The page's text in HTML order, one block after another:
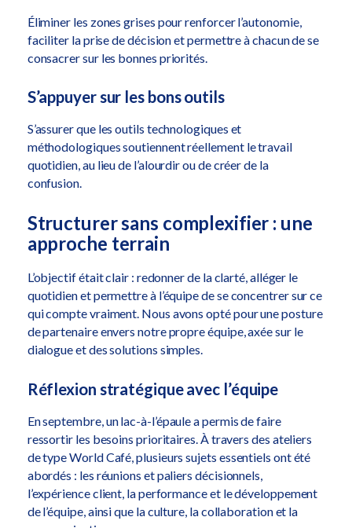
Éliminer les zones grises pour renforcer l’autonomie,
faciliter la prise de décision et permettre à chacun de se
consacrer sur les bonnes priorités.
S’appuyer sur les bons outils
S’assurer que les outils technologiques et
méthodologiques soutiennent réellement le travail
quotidien, au lieu de l’alourdir ou de créer de la
confusion.
Structurer sans complexifier : une
approche terrain
L’objectif était clair : redonner de la clarté, alléger le
quotidien et permettre à l’équipe de se concentrer sur ce
qui compte vraiment. Nous avons opté pour une posture
de partenaire envers notre propre équipe, axée sur le
dialogue et des solutions simples.
Réflexion stratégique avec l’équipe
En septembre, un lac-à-l’épaule a permis de faire
ressortir les besoins prioritaires. À travers des ateliers
de type World Café, plusieurs sujets essentiels ont été
abordés : les réunions et paliers décisionnels,
l’expérience client, la performance et le développement
de l’équipe, ainsi que la culture, la collaboration et la